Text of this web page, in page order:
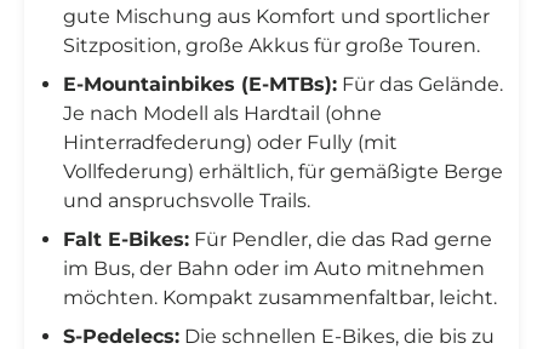
gute Mischung aus Komfort und sportlicher
Sitzposition, große Akkus für große Touren.
E-Mountainbikes (E-MTBs): Für das Gelände.
Je nach Modell als Hardtail (ohne
Hinterradfederung) oder Fully (mit
Vollfederung) erhältlich, für gemäßigte Berge
und anspruchsvolle Trails.
Falt E-Bikes: Für Pendler, die das Rad gerne
im Bus, der Bahn oder im Auto mitnehmen
möchten. Kompakt zusammenfaltbar, leicht.
S-Pedelecs: Die schnellen E-Bikes, die bis zu